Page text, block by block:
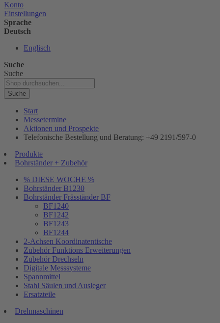
Konto
Einstellungen
Sprache
Deutsch
Englisch
Suche
Suche
Suche
Start
Messetermine
Aktionen und Prospekte
Telefonische Bestellung und Beratung: +49 2191/597-0
Produkte
Bohrständer + Zubehör
% DIESE WOCHE %
Bohrständer B1230
Bohrständer Fräsständer BF
BF1240
BF1242
BF1243
BF1244
2-Achsen Koordinatentische
Zubehör Funktions Erweiterungen
Zubehör Drechseln
Digitale Messsysteme
Spannmittel
Stahl Säulen und Ausleger
Ersatzteile
Drehmaschinen